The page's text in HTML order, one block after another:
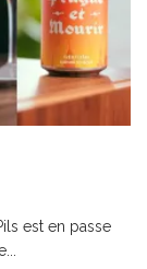
est en passe